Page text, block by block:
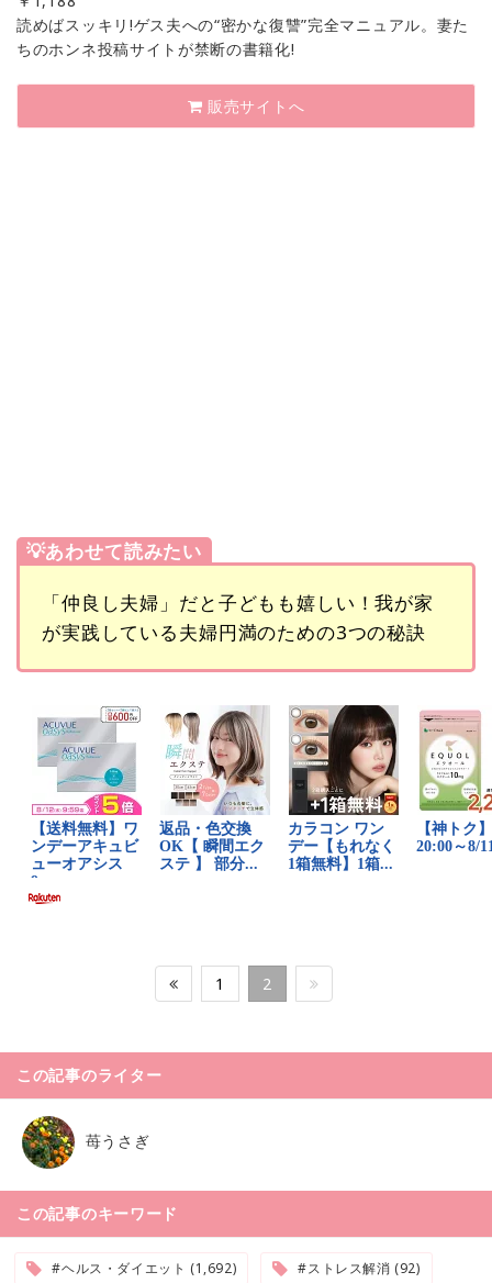
読めばスッキリ!ゲス夫への“密かな復讐”完全マニュアル。妻た
ちのホンネ投稿サイトが禁断の書籍化!
販売サイトへ
💡あわせて読みたい
「仲良し夫婦」だと子どもも嬉しい！我が家
が実践している夫婦円満のための3つの秘訣
1 2
この記事のライター
苺うさぎ
この記事のキーワード
#ヘルス・ダイエット (1,692) #ストレス解消 (92)